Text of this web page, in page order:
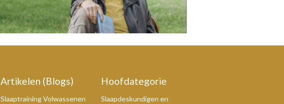
Artikelen (Blogs)
Slaaptraining Volwassenen
Hoofdategorie
Slaapdeskundigen en